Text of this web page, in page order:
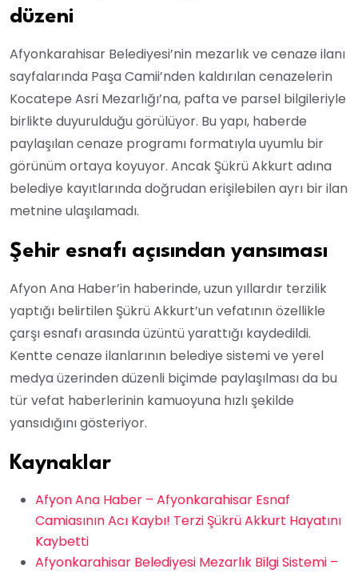
düzeni
Afyonkarahisar Belediyesi’nin mezarlık ve cenaze ilanı
sayfalarında Paşa Camii’nden kaldırılan cenazelerin
Kocatepe Asri Mezarlığı’na, pafta ve parsel bilgileriyle
birlikte duyurulduğu görülüyor. Bu yapı, haberde
paylaşılan cenaze programı formatıyla uyumlu bir
görünüm ortaya koyuyor. Ancak Şükrü Akkurt adına
belediye kayıtlarında doğrudan erişilebilen ayrı bir ilan
metnine ulaşılamadı.
Şehir esnafı açısından yansıması
Afyon Ana Haber’in haberinde, uzun yıllardır terzilik
yaptığı belirtilen Şükrü Akkurt’un vefatının özellikle
çarşı esnafı arasında üzüntü yarattığı kaydedildi.
Kentte cenaze ilanlarının belediye sistemi ve yerel
medya üzerinden düzenli biçimde paylaşılması da bu
tür vefat haberlerinin kamuoyuna hızlı şekilde
yansıdığını gösteriyor.
Kaynaklar
Afyon Ana Haber – Afyonkarahisar Esnaf
Camiasının Acı Kaybı! Terzi Şükrü Akkurt Hayatını
Kaybetti
Afyonkarahisar Belediyesi Mezarlık Bilgi Sistemi –